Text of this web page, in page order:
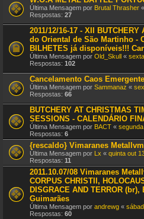
Última Mensagem por Brutal Thrasher «
Respostas: 27
2011/12/16-17 - XII
do Oriental de São Martinho -
BILHETES já disponíveis!!!
Última Mensagem por Old_Skull «
Respostas: 102
Cancelamento Caos
Última Mensagem por Sammanaz «
Respostas: 66
BUTCHERY AT CHRISTMAS
SESSIONS - CALENDÁRIO
Última Mensagem por BACT «
Respostas: 6
{rescaldo} Vimaranes
Última Mensagem por Lx « quinta out
Respostas: 11
2011.10.07/08 Vimaranes
CORPUS CHRISTII,
DISGRACE AND TERROR (br),
Guimarães
Última Mensagem por andrewg «
Respostas: 60